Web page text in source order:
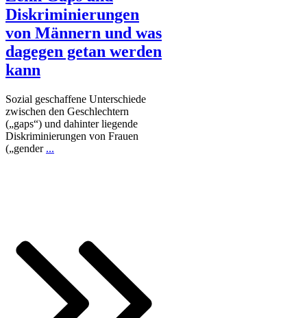
Diskriminierungen
von Männern und was
dagegen getan werden
kann
Sozial geschaffene Unterschiede
zwischen den Geschlechtern
(„gaps“) und dahinter liegende
Diskriminierungen von Frauen
(„gender ...